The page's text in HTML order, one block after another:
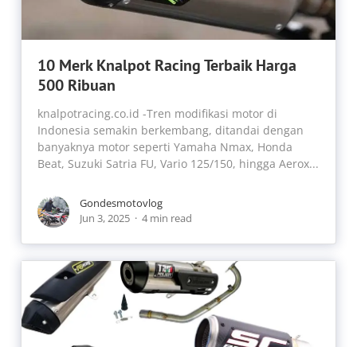
10 Merk Knalpot Racing Terbaik Harga
500 Ribuan
knalpotracing.co.id -Tren modifikasi motor di
Indonesia semakin berkembang, ditandai dengan
banyaknya motor seperti Yamaha Nmax, Honda
Beat, Suzuki Satria FU, Vario 125/150, hingga Aerox...
Gondesmotovlog
Jun 3, 2025
4 min read